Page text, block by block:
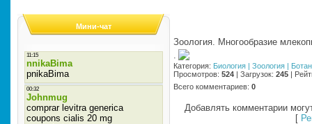
Мини-чат
Зоология. Многообразие
·
Категория: Биология | Зоология |
Просмотров: 524 | Загрузок: 245 |
Всего комментариев: 0
Добавлять комментарии
[